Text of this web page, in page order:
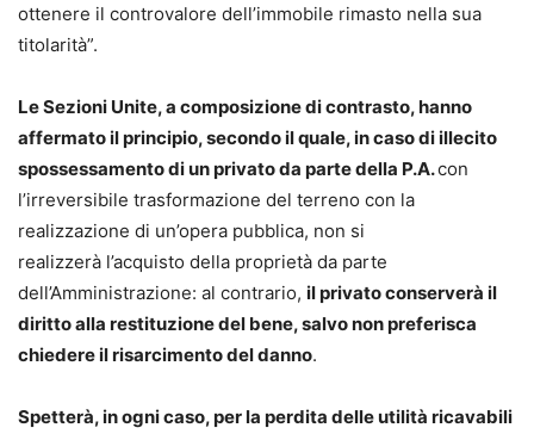
ottenere il controvalore dell’immobile rimasto nella sua
titolarità”.
Le Sezioni Unite, a composizione di contrasto, hanno
affermato il principio, secondo il quale, in caso di illecito
spossessamento di un privato da parte della P.A.con
l’irreversibile trasformazione del terreno con la
realizzazione di un’opera pubblica, non si
realizzerà l’acquisto della proprietà da parte
dell’Amministrazione: al contrario, il privato conserverà il
diritto alla restituzione del bene, salvo non preferisca
chiedere il risarcimento del danno.
Spetterà, in ogni caso, per la perdita delle utilità ricavabili